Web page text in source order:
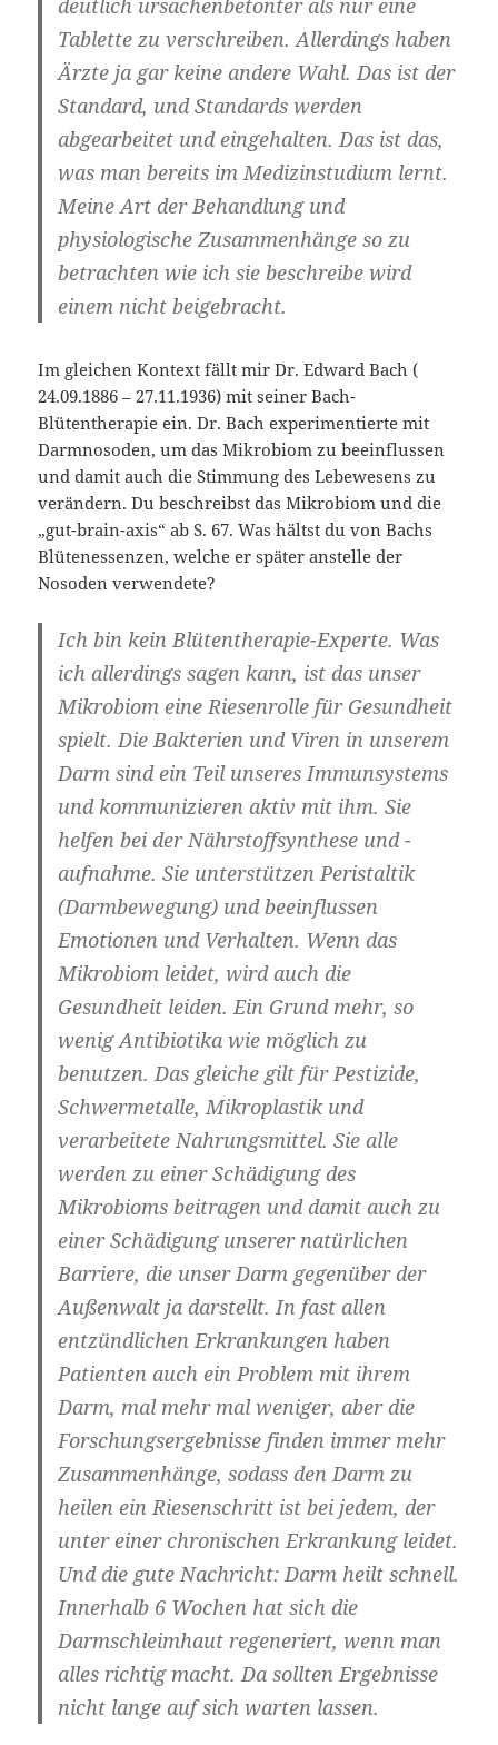
deutlich ursachenbetonter als nur eine
Tablette zu verschreiben. Allerdings haben
Ärzte ja gar keine andere Wahl. Das ist der
Standard, und Standards werden
abgearbeitet und eingehalten. Das ist das,
was man bereits im Medizinstudium lernt.
Meine Art der Behandlung und
physiologische Zusammenhänge so zu
betrachten wie ich sie beschreibe wird
einem nicht beigebracht.
Im gleichen Kontext fällt mir Dr. Edward Bach (
24.09.1886 – 27.11.1936) mit seiner Bach-
Blütentherapie ein. Dr. Bach experimentierte mit
Darmnosoden, um das Mikrobiom zu beeinflussen
und damit auch die Stimmung des Lebewesens zu
verändern. Du beschreibst das Mikrobiom und die
„gut-brain-axis“ ab S. 67. Was hältst du von Bachs
Blütenessenzen, welche er später anstelle der
Nosoden verwendete?
Ich bin kein Blütentherapie-Experte. Was
ich allerdings sagen kann, ist das unser
Mikrobiom eine Riesenrolle für Gesundheit
spielt. Die Bakterien und Viren in unserem
Darm sind ein Teil unseres Immunsystems
und kommunizieren aktiv mit ihm. Sie
helfen bei der Nährstoffsynthese und -
aufnahme. Sie unterstützen Peristaltik
(Darmbewegung) und beeinflussen
Emotionen und Verhalten. Wenn das
Mikrobiom leidet, wird auch die
Gesundheit leiden. Ein Grund mehr, so
wenig Antibiotika wie möglich zu
benutzen. Das gleiche gilt für Pestizide,
Schwermetalle, Mikroplastik und
verarbeitete Nahrungsmittel. Sie alle
werden zu einer Schädigung des
Mikrobioms beitragen und damit auch zu
einer Schädigung unserer natürlichen
Barriere, die unser Darm gegenüber der
Außenwalt ja darstellt. In fast allen
entzündlichen Erkrankungen haben
Patienten auch ein Problem mit ihrem
Darm, mal mehr mal weniger, aber die
Forschungsergebnisse finden immer mehr
Zusammenhänge, sodass den Darm zu
heilen ein Riesenschritt ist bei jedem, der
unter einer chronischen Erkrankung leidet.
Und die gute Nachricht: Darm heilt schnell.
Innerhalb 6 Wochen hat sich die
Darmschleimhaut regeneriert, wenn man
alles richtig macht. Da sollten Ergebnisse
nicht lange auf sich warten lassen.